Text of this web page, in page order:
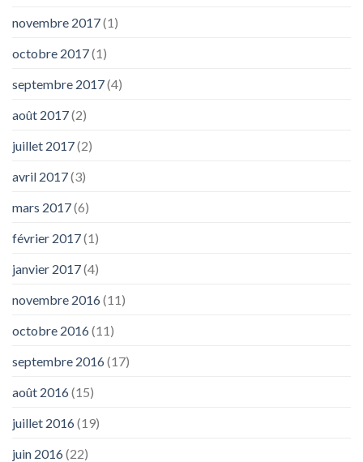
novembre 2017(1)
octobre 2017(1)
septembre 2017(4)
août 2017(2)
juillet 2017(2)
avril 2017(3)
mars 2017(6)
février 2017(1)
janvier 2017(4)
novembre 2016(11)
octobre 2016(11)
septembre 2016(17)
août 2016(15)
juillet 2016(19)
juin 2016(22)